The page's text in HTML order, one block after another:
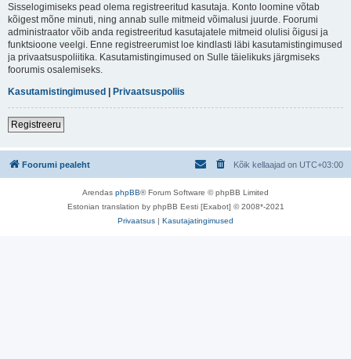
Sisselogimiseks pead olema registreeritud kasutaja. Konto loomine võtab
kõigest mõne minuti, ning annab sulle mitmeid võimalusi juurde. Foorumi
administraator võib anda registreeritud kasutajatele mitmeid olulisi õigusi ja
funktsioone veelgi. Enne registreerumist loe kindlasti läbi kasutamistingimused
ja privaatsuspoliitika. Kasutamistingimused on Sulle täielikuks järgmiseks
foorumis osalemiseks.
Kasutamistingimused | Privaatsuspoliis
Registreeru
Foorumi pealeht Kõik kellaajad on UTC+03:00
Arendas phpBB® Forum Software © phpBB Limited
Estonian translation by phpBB Eesti [Exabot] © 2008*-2021
Privaatsus | Kasutajatingimused